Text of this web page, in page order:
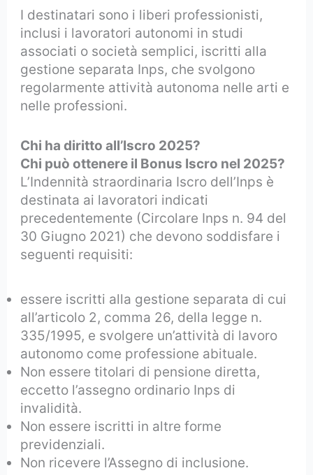
I destinatari sono i liberi professionisti,
inclusi i lavoratori autonomi in studi
associati o società semplici, iscritti alla
gestione separata Inps, che svolgono
regolarmente attività autonoma nelle arti e
nelle professioni.
Chi ha diritto all’Iscro 2025?
Chi può ottenere il Bonus Iscro nel 2025?
L’Indennità straordinaria Iscro dell’Inps è
destinata ai lavoratori indicati
precedentemente (Circolare Inps n. 94 del
30 Giugno 2021) che devono soddisfare i
seguenti requisiti:
essere iscritti alla gestione separata di cui
all’articolo 2, comma 26, della legge n.
335/1995, e svolgere un’attività di lavoro
autonomo come professione abituale.
Non essere titolari di pensione diretta,
eccetto l’assegno ordinario Inps di
invalidità.
Non essere iscritti in altre forme
previdenziali.
Non ricevere l’Assegno di inclusione.